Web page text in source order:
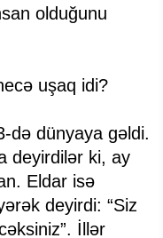
olduğunu
uşaq idi?
də dünyaya gəldi.
deyirdilər ki, ay
Eldar isə
deyirdi: “Siz
İllər